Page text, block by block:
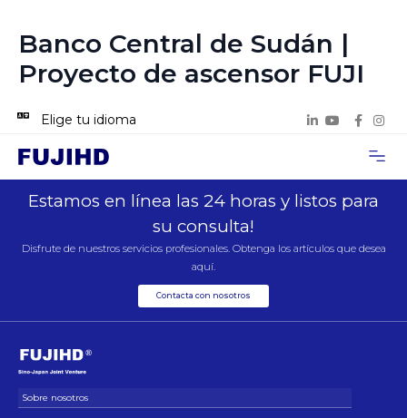
Banco Central de Sudán |
Proyecto de ascensor FUJI
Elige tu idioma
Estamos en línea las 24 horas y listos para
su consulta!
Disfrute de nuestros servicios profesionales. Obtenga los artículos que desea
aquí.
Contacta con nosotros